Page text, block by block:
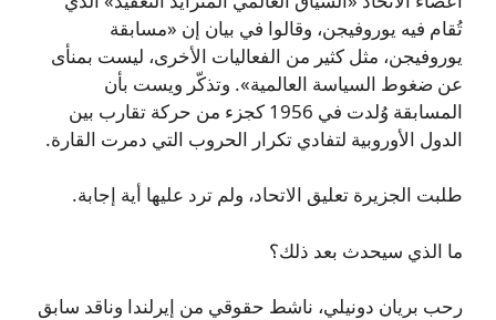
تُقام فيه يوروفيجن، وقالوا في بيان إن «مسابقة
يوروفيجن، مثل كثير من الفعاليات الأخرى، ليست بمنأى
عن ضغوط السياسة العالمية». وتذكّر ويست بأن
المسابقة وُلدت في 1956 كجزء من حركة تقارب بين
الدول الأوروبية لتفادي تكرار الحروب التي دمرت القارة.
طلبت الجزيرة تعليق الاتحاد، ولم ترد عليها أية إجابة.
ما الذي سيحدث بعد ذلك؟
رحب بريان دونيلي، ناشط حقوقي من إيرلندا وناقد سابق